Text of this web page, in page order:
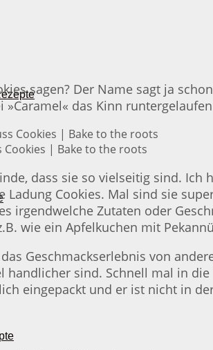
sagen? Der Name sagt ja
das Kinn
Cookies | Bake to the roots
dass sie so vielseitig sind.
Ladung Cookies. Mal sind sie
irgendwelche Zutaten oder
wie ein Apfelkuchen mit
Geschmackserlebnis von
handlicher sind. Schnell mal in
eingepackt und er ist nicht in